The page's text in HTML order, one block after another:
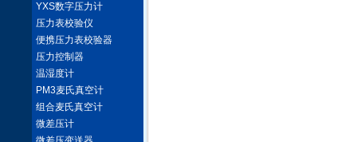
YXS数字压力计
压力表校验仪
便携压力表校验器
压力控制器
温湿度计
PM3麦氏真空计
组合麦氏真空计
微差压计